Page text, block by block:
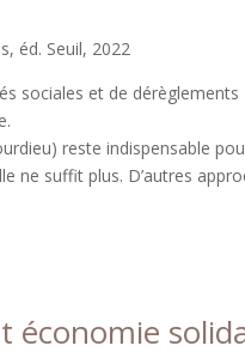
éd. Seuil, 2022
sociales et de dérèglements
reste indispensable
ne suffit plus. D’autres
économie